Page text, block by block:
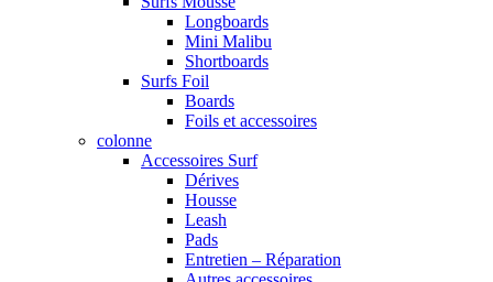
Longboards
Mini Malibu
Shortboards
Surfs Foil
Boards
Foils et accessoires
colonne
Accessoires Surf
Dérives
Housse
Leash
Pads
Entretien – Réparation